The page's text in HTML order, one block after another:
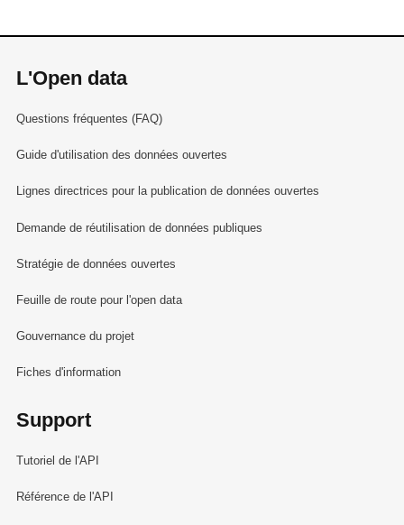
L'Open data
Questions fréquentes (FAQ)
Guide d'utilisation des données ouvertes
Lignes directrices pour la publication de données ouvertes
Demande de réutilisation de données publiques
Stratégie de données ouvertes
Feuille de route pour l'open data
Gouvernance du projet
Fiches d'information
Support
Tutoriel de l'API
Référence de l'API